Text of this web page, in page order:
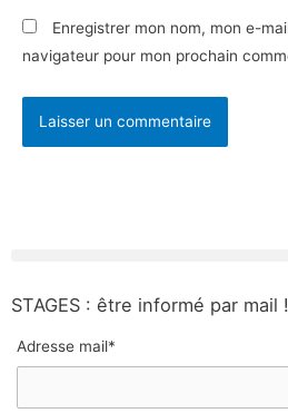
Enregistrer mon nom, mon e-
navigateur pour mon prochain
STAGES : être informé par mail !
Adresse mail*